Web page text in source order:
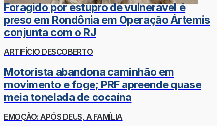
Foragido por estupro de vulnerável é
preso em Rondônia em Operação Ártemis
conjunta com o RJ
ARTIFÍCIO DESCOBERTO
Motorista abandona caminhão em
movimento e foge; PRF apreende quase
meia tonelada de cocaína
EMOÇÃO: APÓS DEUS, A FAMÍLIA